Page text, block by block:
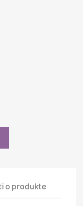
o produkte